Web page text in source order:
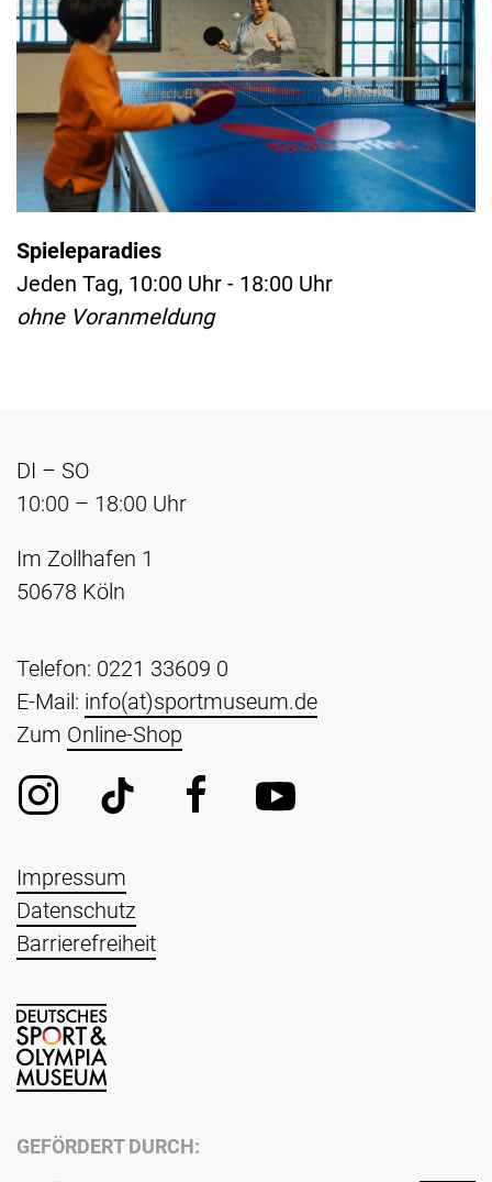
Spieleparadies
Jeden Tag, 10:00 Uhr - 18:00 Uhr
ohne Voranmeldung
DI – SO
10:00 – 18:00 Uhr
Im Zollhafen 1
50678 Köln
Telefon: 0221 33609 0
E-Mail: info(at)sportmuseum.de
Zum Online-Shop
Impressum
Datenschutz
Barrierefreiheit
GEFÖRDERT DURCH: